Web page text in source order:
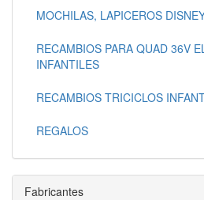
MOCHILAS, LAPICEROS
RECAMBIOS PARA QUAD 36V
INFANTILES
RECAMBIOS TRICICLOS
REGALOS
Fabricantes